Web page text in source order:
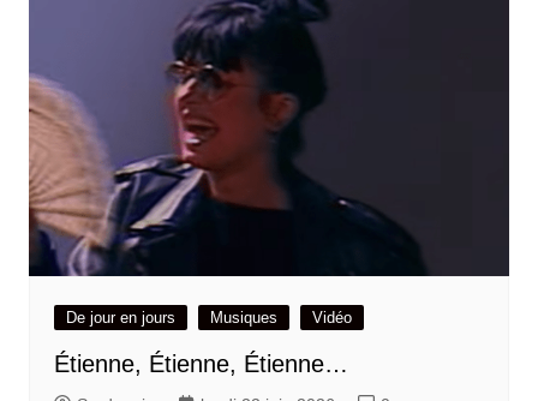
De jour en jours Musiques Vidéo
Étienne, Étienne, Étienne…